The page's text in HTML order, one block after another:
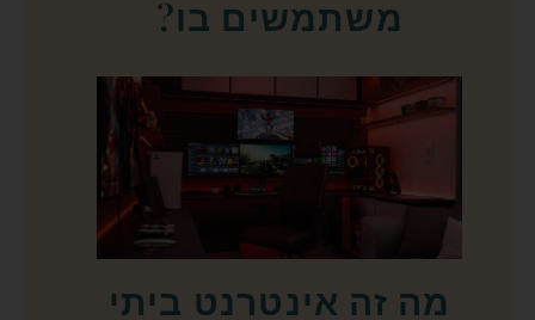
משתמשים בו?
מה זה אינטרנט ביתי